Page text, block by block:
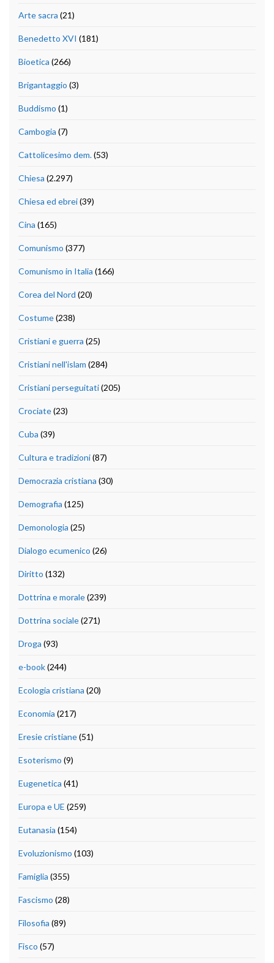
Arte sacra (21)
Benedetto XVI (181)
Bioetica (266)
Brigantaggio (3)
Buddismo (1)
Cambogia (7)
Cattolicesimo dem.(53)
Chiesa (2.297)
Chiesa ed ebrei(39)
Cina (165)
Comunismo (377)
Comunismo in Italia (166)
Corea del Nord (20)
Costume(238)
Cristiani e guerra (25)
Cristiani nell'islam (284)
Cristiani perseguitati(205)
Crociate(23)
Cuba (39)
Cultura e tradizioni(87)
Democrazia cristiana (30)
Demografia (125)
Demonologia (25)
Dialogo ecumenico (26)
Diritto (132)
Dottrina e morale(239)
Dottrina sociale(271)
Droga (93)
e-book(244)
Ecologia cristiana (20)
Economia (217)
Eresie cristiane(51)
Esoterismo (9)
Eugenetica (41)
Europa e UE (259)
Eutanasia (154)
Evoluzionismo (103)
Famiglia (355)
Fascismo (28)
Filosofia (89)
Fisco (57)